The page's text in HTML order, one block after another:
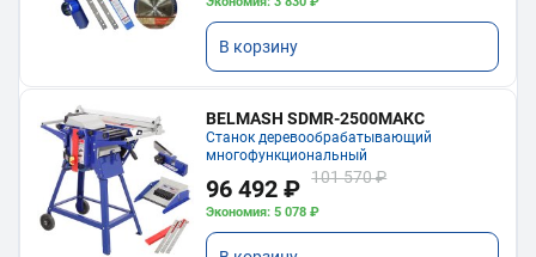
В корзину
BELMASH SDMR-2500МАКС
Станок деревообрабатывающий
многофункциональный
96 492 ₽ 101 570 ₽
Экономия: 5 078 ₽